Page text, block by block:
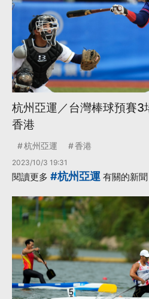
杭州亞運／台灣棒球預賽3
香港
杭州亞運 香港
2023/10/3 19:31
閱讀更多 #杭州亞運 有關的新聞